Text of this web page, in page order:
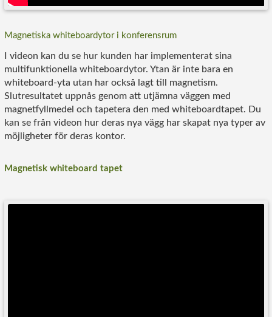
Magnetiska whiteboardytor i konferensrum
I videon kan du se hur kunden har implementerat sina
multifunktionella whiteboardytor. Ytan är inte bara en
whiteboard-yta utan har också lagt till magnetism.
Slutresultatet uppnås genom att utjämna väggen med
magnetfyllmedel och tapetera den med whiteboardtapet. Du
kan se från videon hur deras nya vägg har skapat nya typer av
möjligheter för deras kontor.
Magnetisk whiteboard tapet